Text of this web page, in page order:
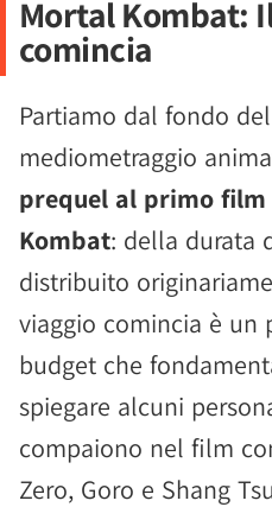
Mortal Kombat:
comincia
Partiamo dal fondo
mediometraggio
prequel al primo
Kombat: della durata
distribuito
viaggio comincia è un
budget che
spiegare alcuni
compaiono nel film
Zero, Goro e Shang